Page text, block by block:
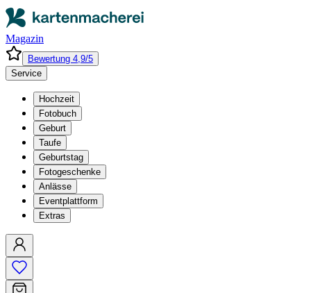
Magazin
Bewertung 4,9/5
Service
Hochzeit
Fotobuch
Geburt
Taufe
Geburtstag
Fotogeschenke
Anlässe
Eventplattform
Extras